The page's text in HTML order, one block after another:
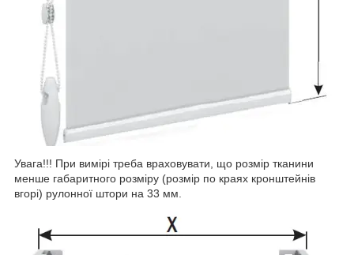
Увага!!! При вимірі треба враховувати, що розмір тканини
менше габаритного розміру (розмір по краях кронштейнів
вгорі) рулонної штори на 33 мм.